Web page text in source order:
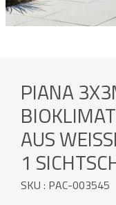
PIANA
AUS
SKU : PAC-003545